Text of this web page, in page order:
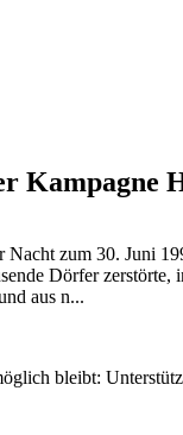
Kampagne
zum 30. Juni
Dörfer
aus n...
bleibt: